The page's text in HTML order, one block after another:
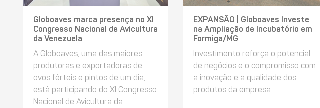
Globoaves marca presença no XI
Congresso Nacional de Avicultura
da Venezuela
A Globoaves, uma das maiores
produtoras e exportadoras de
ovos férteis e pintos de um dia,
está participando do XI Congresso
Nacional de Avicultura da
EXPANSÃO | Globoaves Investe
na Ampliação de Incubatório em
Formiga/MG
Investimento reforça o potencial
de negócios e o compromisso com
a inovação e a qualidade dos
produtos da empresa